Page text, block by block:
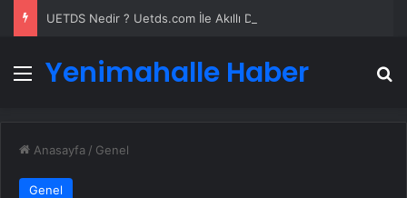
Menü
Yenimahalle Haber
Anasayfa / Genel
Genel